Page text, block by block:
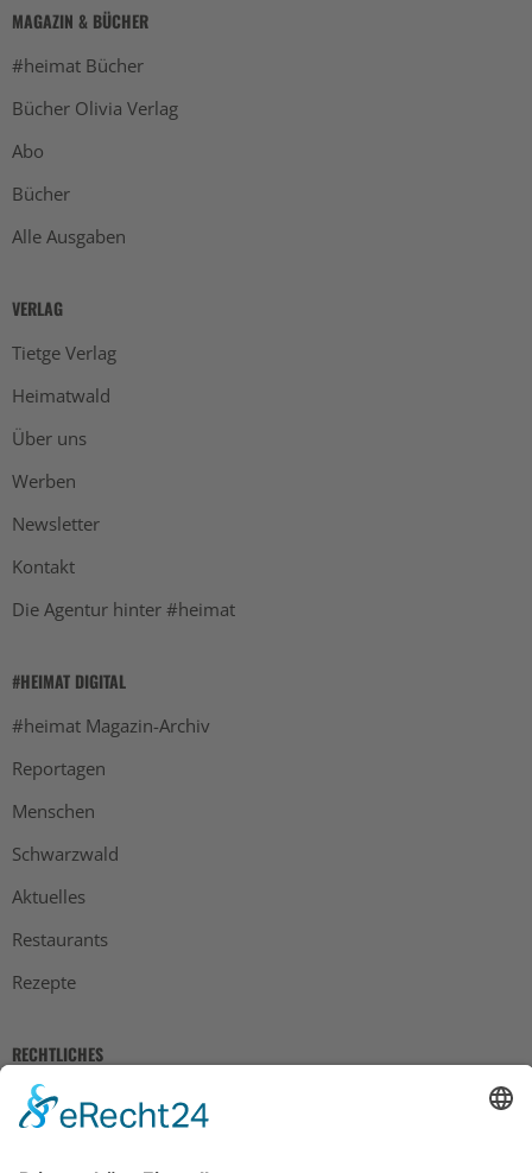
MAGAZIN & BÜCHER
#heimat Bücher
Bücher Olivia Verlag
Abo
Bücher
Alle Ausgaben
VERLAG
Tietge Verlag
Heimatwald
Über uns
Werben
Newsletter
Kontakt
Die Agentur hinter #heimat
#HEIMAT DIGITAL
#heimat Magazin-Archiv
Reportagen
Menschen
Schwarzwald
Aktuelles
Restaurants
Rezepte
RECHTLICHES
Impressum